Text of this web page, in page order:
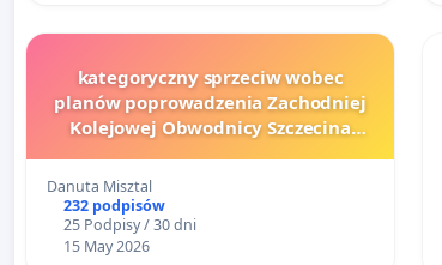
kategoryczny sprzeciw wobec
planów poprowadzenia Zachodniej
Kolejowej Obwodnicy Szczecina
Danuta Misztal
232 podpisów
25 Podpisy / 30 dni
15 May 2026